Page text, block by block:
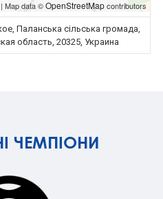
| Map data ©OpenStreetMapcontributors
Паланська сільська громада,
область, 20325, Украина
ЧЕМПІОНИ